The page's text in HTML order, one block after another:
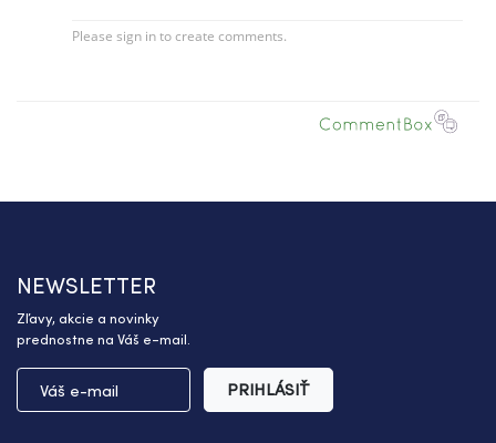
NEWSLETTER
Zľavy, akcie a novinky
prednostne na Váš e-mail.
PRIHLÁSIŤ